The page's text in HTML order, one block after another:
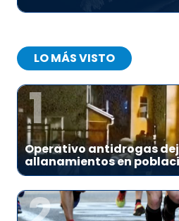
LO MÁS VISTO
1
Operativo antidrogas
allanamientos en